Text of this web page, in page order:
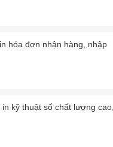
hóa đơn nhận hàng, nhập
kỹ thuật số chất lượng cao,